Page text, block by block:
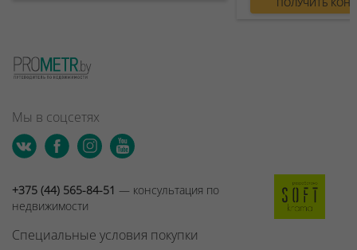
Мы в соцсетях
+375 (44) 565-84-51 — консультация по
недвижимости
Специальные условия покупки